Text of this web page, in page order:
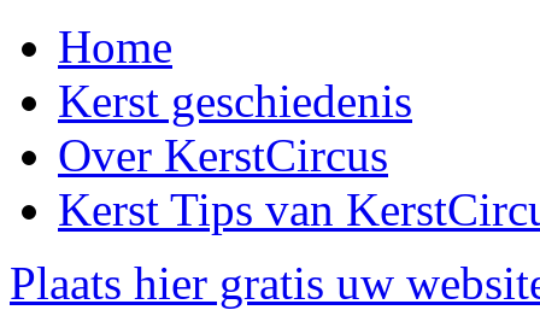
Home
Kerst geschiedenis
Over KerstCircus
Kerst Tips van
Plaats hier gratis uw